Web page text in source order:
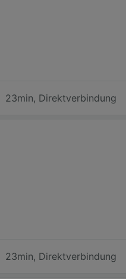
23min, Direktverbindung
23min, Direktverbindung